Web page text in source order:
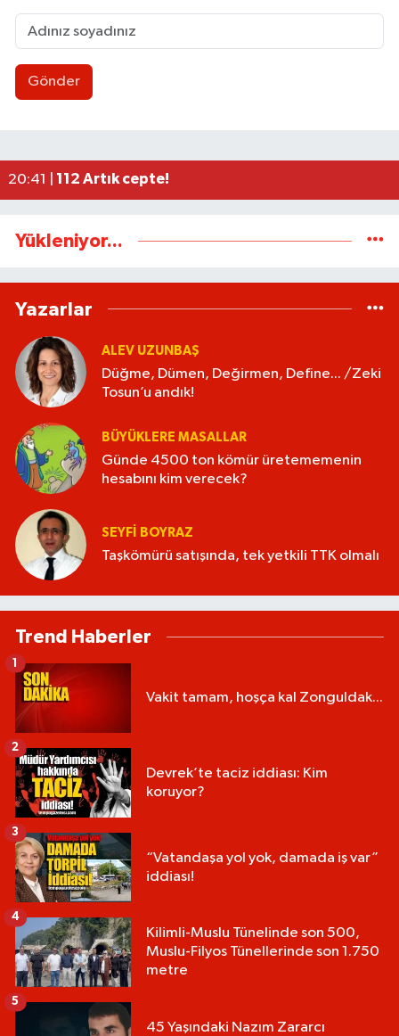
Gönder
11:11 |Uluslararası Tekvando Şampiyonası'nda
20:41 | 112 Artık cepte!
Yükleniyor...
Yazarlar
ALEV UZUNBAŞ
Düğme, Dümen, Değirmen, Define... /Zeki
Tosun’u andık!
BÜYÜKLERE MASALLAR
Günde 4500 ton kömür üretememenin
hesabını kim verecek?
SEYFI BOYRAZ
Taşkömürü satışında, tek yetkili TTK olmalı
Trend Haberler
Vakit tamam, hoşça kal Zonguldak...
1
Devrek’te taciz iddiası: Kim
koruyor?
2
“Vatandaşa yol yok, damada iş var”
iddiası!
3
Kilimli-Muslu Tünelinde son 500,
Muslu-Filyos Tünellerinde son 1.750
metre
4
45 Yaşındaki Nazım Zararcı
5